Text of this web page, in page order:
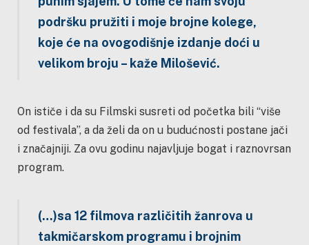
podršku pružiti i moje brojne kolege,
koje će na ovogodišnje izdanje doći u
velikom broju – kaže Milošević.
On ističe i da su Filmski susreti od početka bili “više
od festivala”, a da želi da on u budućnosti postane jači
i značajniji. Za ovu godinu najavljuje bogat i raznovrsan
program.
(…)sa 12 filmova različitih žanrova u
takmičarskom programu i brojnim